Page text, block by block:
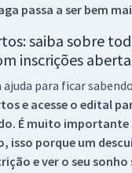
passa a ser bem
saiba sobre
inscrições
para ficar
e acesse o edital
É muito importante
isso porque um
e ver o seu